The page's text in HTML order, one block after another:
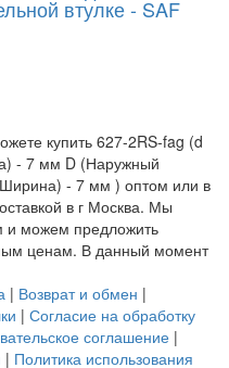
втулке - SAF
купить 627-2RS-fag (d
- 7 мм D (Наружный
- 7 мм ) оптом или в
в г Москва. Мы
можем предложить
ценам. В данный момент
| Возврат и обмен |
| Согласие на обработку
соглашение |
| Политика использования